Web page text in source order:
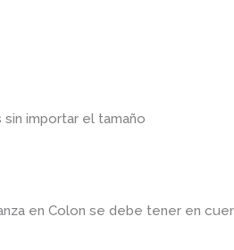
importar el tamaño
en Colon se debe tener en